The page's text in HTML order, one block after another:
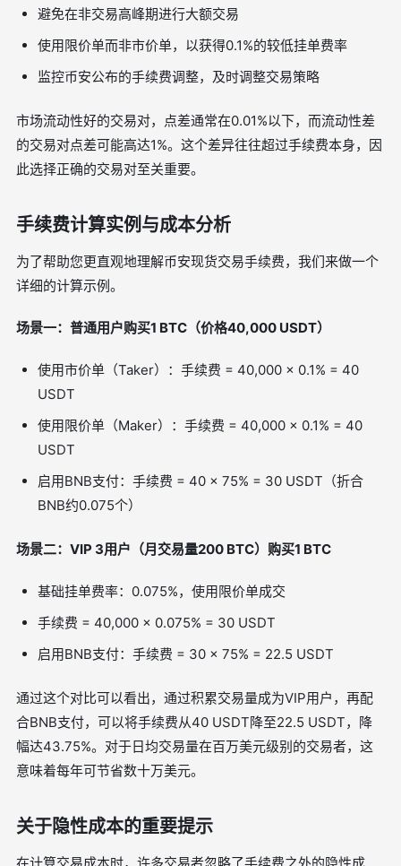
避免在非交易高峰期进行大额交易
使用限价单而非市价单，以获得0.1%的较低挂单费率
监控币安公布的手续费调整，及时调整交易策略
市场流动性好的交易对，点差通常在0.01%以下，而流动性差
的交易对点差可能高达1%。这个差异往往超过手续费本身，因
此选择正确的交易对至关重要。
手续费计算实例与成本分析
为了帮助您更直观地理解币安现货交易手续费，我们来做一个
详细的计算示例。
场景一：普通用户购买1 BTC（价格40,000 USDT）
使用市价单（Taker）：手续费 = 40,000 × 0.1% = 40
USDT
使用限价单（Maker）：手续费 = 40,000 × 0.1% = 40
USDT
启用BNB支付：手续费 = 40 × 75% = 30 USDT（折合
BNB约0.075个）
场景二：VIP 3用户（月交易量200 BTC）购买1 BTC
基础挂单费率：0.075%，使用限价单成交
手续费 = 40,000 × 0.075% = 30 USDT
启用BNB支付：手续费 = 30 × 75% = 22.5 USDT
通过这个对比可以看出，通过积累交易量成为VIP用户，再配
合BNB支付，可以将手续费从40 USDT降至22.5 USDT，降
幅达43.75%。对于日均交易量在百万美元级别的交易者，这
意味着每年可节省数十万美元。
关于隐性成本的重要提示